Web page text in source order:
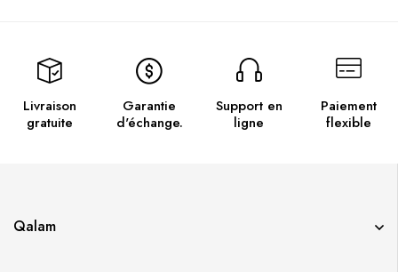
Livraison
gratuite
Garantie
d'échange.
Support en
ligne
Paiement
flexible
Qalam